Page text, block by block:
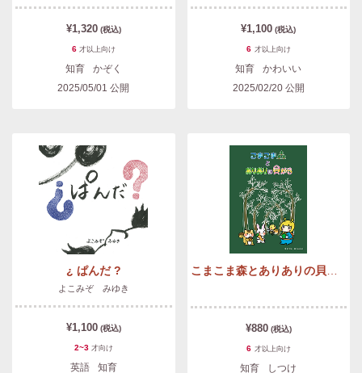
¥1,320 (税込)
6 才以上向け
知育
かぞく
2025/05/01 公開
¥1,100 (税込)
6 才以上向け
知育
かわいい
2025/02/20公開
¿ ぱんだ ?
よこみぞ みゆき
¥1,100 (税込)
2~3 才向け
英語
知育
¥880 (税込)
6 才以上向け
知育
しつけ